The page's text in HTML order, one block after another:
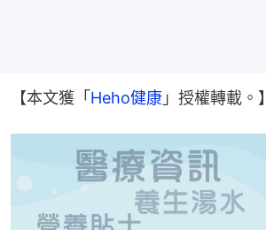
【本文獲「Heho健康 」授權轉載。】